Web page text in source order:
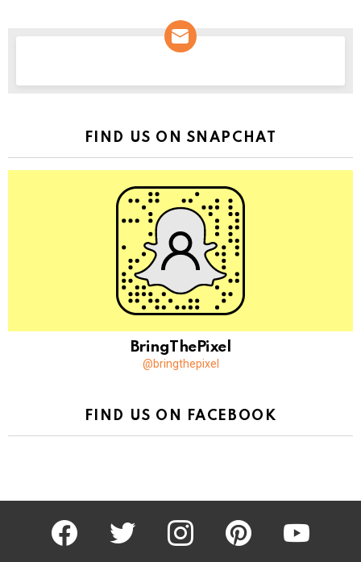
FIND US ON SNAPCHAT
BringThePixel
@bringthepixel
FIND US ON FACEBOOK
facebook twitter instagram pinterest youtube